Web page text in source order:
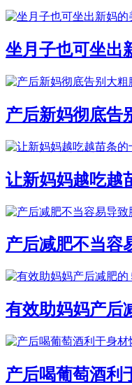
坐月子也可坐出
产后新妈彻底告
让新妈妈越吃越
产后减肥不当容
有效助妈妈产后
产后喝葡萄酒利